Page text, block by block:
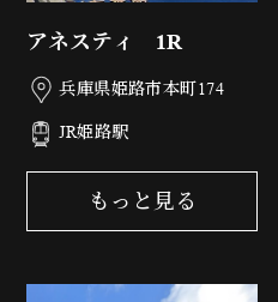
アネスティ 1R
兵庫県姫路市本町174
JR姫路駅
もっと見る